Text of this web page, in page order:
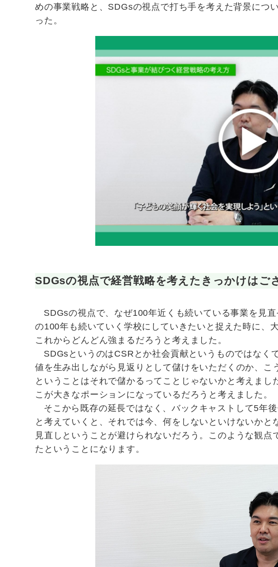
めの事業戦略と、SDGsの視点で打ち手を考えた背景に
った。
SDGsの視点で経営戦略を考えたきっかけはご
SDGsの視点で、なぜ100年近くも続いている事業を見
の100年も続いていく学校にしていきたいと捉えた時に、
これからどんどん強まるだろうと考えました。
SDGsというのはCSRとか社会貢献というものではなく
値を生み出しながら見返りとして儲けをいただくのか、
ということはそれで儲かるってことじゃないかと考えま
こが大きなポーションになっているだろうと考えました。
そこから既存の延長ではなく、バックキャストして5年
と考えていくと、それでは今、何をしないといけないか
見直しということが避けられないだろう。このような観
たということになります。